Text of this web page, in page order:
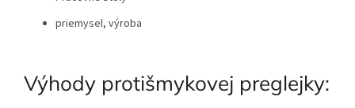
priemysel, výroba
Výhody protišmykovej preglejky: